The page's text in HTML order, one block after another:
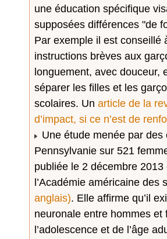
une éducation spécifique
supposées différences "de
Par exemple il est conseillé
instructions brèves aux
longuement, avec douceur,
séparer les filles et les
scolaires. Un article de la
d’impact, si ce n’est de
Une étude menée par des
Pennsylvanie sur 521
publiée le 2 décembre
l’Académie américaine
anglais). Elle affirme qu’il
neuronale entre hommes
l’adolescence et de l’âge